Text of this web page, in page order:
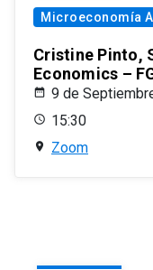
Microeconomía
Cristine Pinto,
Economics –
9 de
15:30
Zoom